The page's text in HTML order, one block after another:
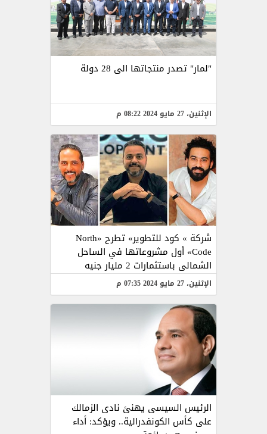
"لمار" تصدر منتجاتها الى 28 دولة
الإثنين، 27 مايو 2024 08:22 م
شركة » كود للتطوير» تطرح «North
Code» أول مشروعاتها في الساحل
الشمالى باستثمارات 2 مليار جنيه
الإثنين، 27 مايو 2024 07:35 م
الرئيس السيسى يهنئ نادى الزمالك
على كأس الكونفدرالية.. ويؤكد: أداء